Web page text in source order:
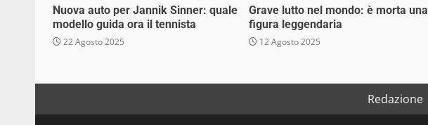
Nuova auto per Jannik Sinner: quale
modello guida ora il tennista
22 Agosto 2025
Grave lutto nel mondo: è morta una
figura leggendaria
12 Agosto 2025
Redazione